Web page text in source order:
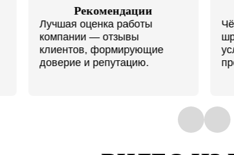
Никаких рисков
Чёткий договор без «мелкого
шрифта»: все важные
условия и обязательства
прописаны заранее.